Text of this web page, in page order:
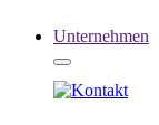
Unternehmen